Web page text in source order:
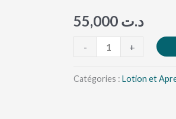
د.ت
-
&
SECRET
D'AMOUR
+
Catégories : Lotion et